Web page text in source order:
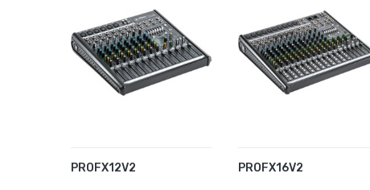
PROFX12V2
AJOUTER AU PANIER PROFX16V2
AJOUTER AU PANIER